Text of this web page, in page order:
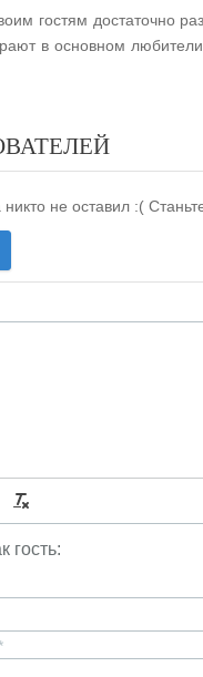
гостям достаточно
в основном
не оставил :(
гость: